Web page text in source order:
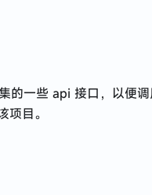
的一些 api 接口，以便
项目。